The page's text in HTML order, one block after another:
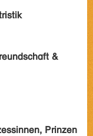
&
Prinzen